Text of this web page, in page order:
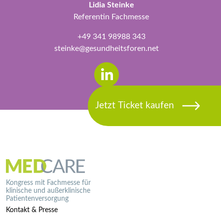
Lidia Steinke
Referentin Fachmesse
+49 341 98988 343
steinke@gesundheitsforen.net
Kongress mit Fachmesse für
klinische und außerklinische
Patientenversorgung
Kontakt & Presse